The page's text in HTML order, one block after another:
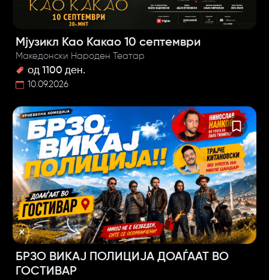
Мјузикл Као Какао 10 септември
Македонски Народен Театар
од 1100 ден.
10.09.2026
БРЗО ВИКАЈ ПОЛИЦИЈА ДОАЃААТ ВО
ГОСТИВАР